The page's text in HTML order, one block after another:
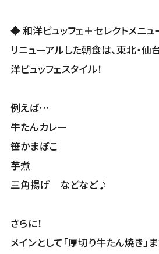
◆ 和洋ビュッフェ＋セレクトメニュ
リニューアルした朝食は、東北・
洋ビュッフェスタイル！
例えば…
牛たんカレー
笹かまぼこ
芋煮
三角揚げ などなど♪
さらに！
メインとして「厚切り牛たん焼き」